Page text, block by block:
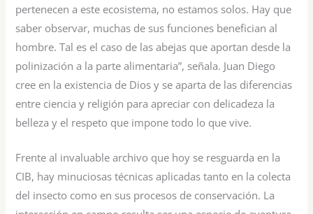
pertenecen a este ecosistema, no estamos solos. Hay que
saber observar, muchas de sus funciones benefician al
hombre. Tal es el caso de las abejas que aportan desde la
polinización a la parte alimentaria”, señala. Juan Diego
cree en la existencia de Dios y se aparta de las diferencias
entre ciencia y religión para apreciar con delicadeza la
belleza y el respeto que impone todo lo que vive.
Frente al invaluable archivo que hoy se resguarda en la
CIB, hay minuciosas técnicas aplicadas tanto en la colecta
del insecto como en sus procesos de conservación. La